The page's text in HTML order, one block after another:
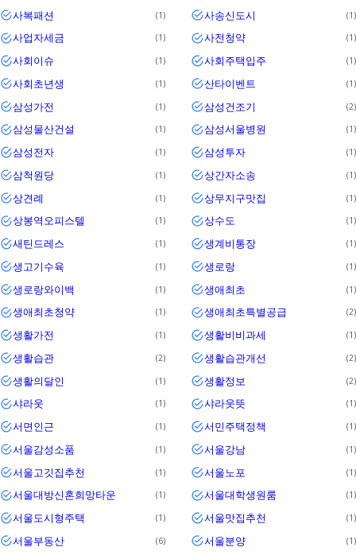
사복패션 1 사송신도시 1
사업자세금 1 사전청약 1
사회이슈 1 사회주택입주 1
사회초년생 1 산타이벤트 1
삼성가전 1 삼성건조기 2
삼성물산건설 1 삼성서울병원 1
삼성전자 1 삼성투자 1
삼척원당 1 상간자소송 1
상견례 1 상무지구맛집 1
상봉역오피스텔 1 상수도 1
새틴드레스 1 생계비통장 1
생고기수육 1 생로랑 1
생로랑와이백 1 생애최초 1
생애최초청약 1 생애최초특별공급 2
생활가전 1 생활비비과세 1
생활습관 2 생활습관개선 2
생활의달인 1 생활정보 2
샤라웃 1 샤라웃뜻 1
서면인근 1 서민주택정책 1
서울감성소품 1 서울강남 1
서울고깃집추천 1 서울노포 1
서울대방신혼희망타운 1 서울대학생원룸 1
서울도시형주택 1 서울맛집추천 1
서울부동산 6 서울분양 1